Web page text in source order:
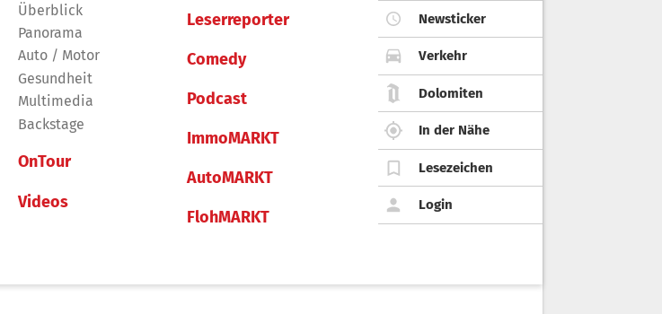
Überblick
Panorama
Auto / Motor
Gesundheit
Multimedia
Backstage
OnTour
Videos
Leserreporter
Comedy
Podcast
ImmoMARKT
AutoMARKT
FlohMARKT
Newsticker
Verkehr
Dolomiten
In der Nähe
Lesezeichen
Login